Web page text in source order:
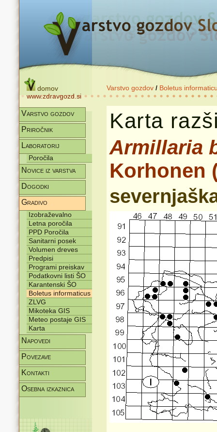
domov
www.zdravgozd.si
Varstvo gozdov / Boletus
Varstvo gozdov
Priročnik
Laboratorij
Poročila
Novice iz varstva
Dogodki
Gradivo
Izobraževalno
Letna poročila
PPD Poročila
Sanitarni posek
Volumen dreves
Predpisi
Programi preiskav
Podatkovni listi ŠO
Karantenski ŠO
Boletus informaticus
ZLVG
Mikoteka GIS
Meteo postaje GIS
Karta
Napovedi
Povezave
Kontakti
Osebna izkaznica
Karta
Armillaria
Korhonen